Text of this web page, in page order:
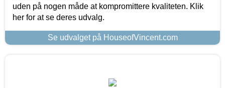
uden på nogen måde at kompromittere kvaliteten. Klik
her for at se deres udvalg.
Se udvalget på HouseofVincent.com